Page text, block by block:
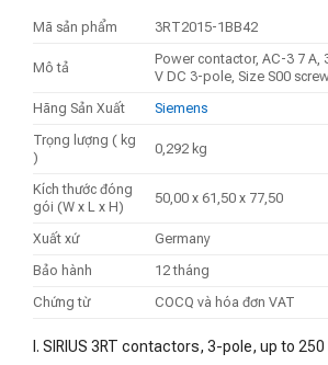
Mã sản phẩm 3RT2015-1BB42
Mô tả
Power contactor, AC-3 7 A,
V DC 3-pole, Size S00
Hãng Sản Xuất
Siemens
Trọng lượng ( kg
)
0,292 kg
Kích thước đóng
gói (W x L x H)
50,00 x 61,50 x 77,50
Xuất xứ
Germany
Bảo hành
12 tháng
Chứng từ
COCQ và hóa đơn VAT
I. SIRIUS 3RT contactors, 3-pole, up to 250